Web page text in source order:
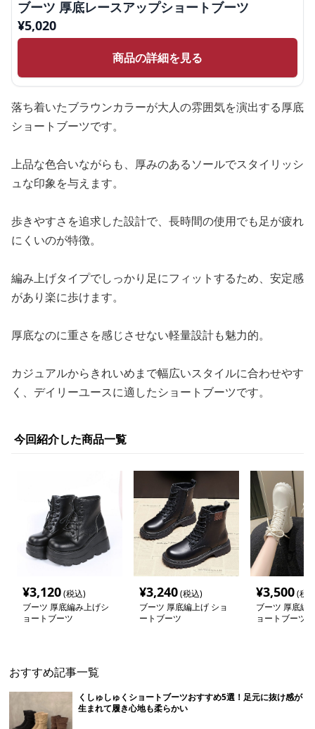
ブーツ 厚底レースアップショートブーツ
¥5,020
商品の詳細を見る
落ち着いたブラウンカラーが大人の雰囲気を演出する厚底
ショートブーツです。
上品な色合いながらも、厚みのあるソールでスタイリッシ
ュな印象を与えます。
歩きやすさを追求した設計で、長時間の使用でも足が疲れ
にくいのが特徴。
編み上げタイプでしっかり足にフィットするため、安定感
があり楽に歩けます。
厚底なのに重さを感じさせない軽量設計も魅力的。
カジュアルからきれいめまで幅広いスタイルに合わせやす
く、デイリーユースに適したショートブーツです。
今回紹介した商品一覧
¥3,120(税込)
ブーツ 厚底編み上げシ
ョートブーツ
¥3,240(税込)
ブーツ 厚底編上げ ショ
ートブーツ
¥3,500(税
ブーツ 厚底編
ョートブーツ
おすすめ記事一覧
くしゅしゅくショートブーツおすすめ5選！足元に抜け感が
生まれて履き心地も柔らかい